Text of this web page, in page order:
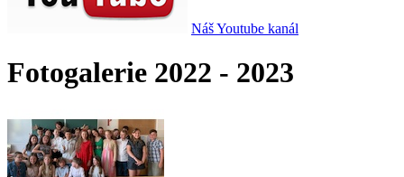
Náš Youtube kanál
Fotogalerie 2022 - 2023